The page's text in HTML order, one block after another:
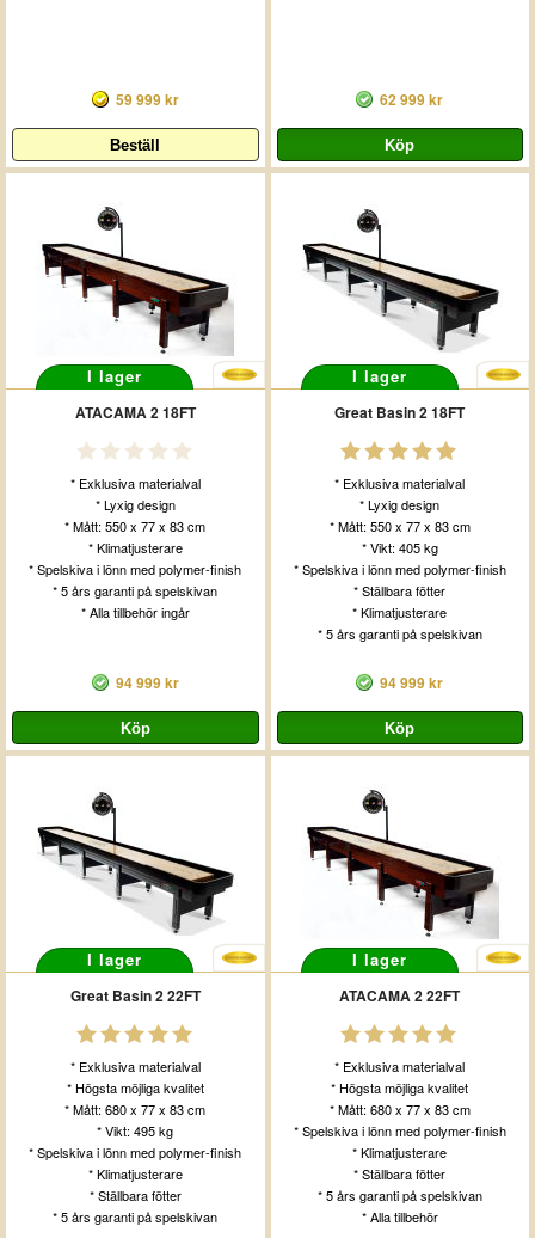
59 999 kr 62 999 kr
I lager
ATACAMA 2 18FT
* Exklusiva materialval
* Lyxig design
* Mått: 550 x 77 x 83 cm
* Klimatjusterare
* Spelskiva i lönn med polymer-finish
* 5 års garanti på spelskivan
* Alla tillbehör ingår
94 999 kr
I lager
Great Basin 2 18FT
* Exklusiva materialval
* Lyxig design
* Mått: 550 x 77 x 83 cm
* Vikt: 405 kg
* Spelskiva i lönn med polymer-finish
* Ställbara fötter
* Klimatjusterare
* 5 års garanti på spelskivan
94 999 kr
I lager
Great Basin 2 22FT
* Exklusiva materialval
* Högsta möjliga kvalitet
* Mått: 680 x 77 x 83 cm
* Vikt: 495 kg
* Spelskiva i lönn med polymer-finish
* Klimatjusterare
* Ställbara fötter
* 5 års garanti på spelskivan
I lager
ATACAMA 2 22FT
* Exklusiva materialval
* Högsta möjliga kvalitet
* Mått: 680 x 77 x 83 cm
* Spelskiva i lönn med polymer-finish
* Klimatjusterare
* Ställbara fötter
* 5 års garanti på spelskivan
* Alla tillbehör